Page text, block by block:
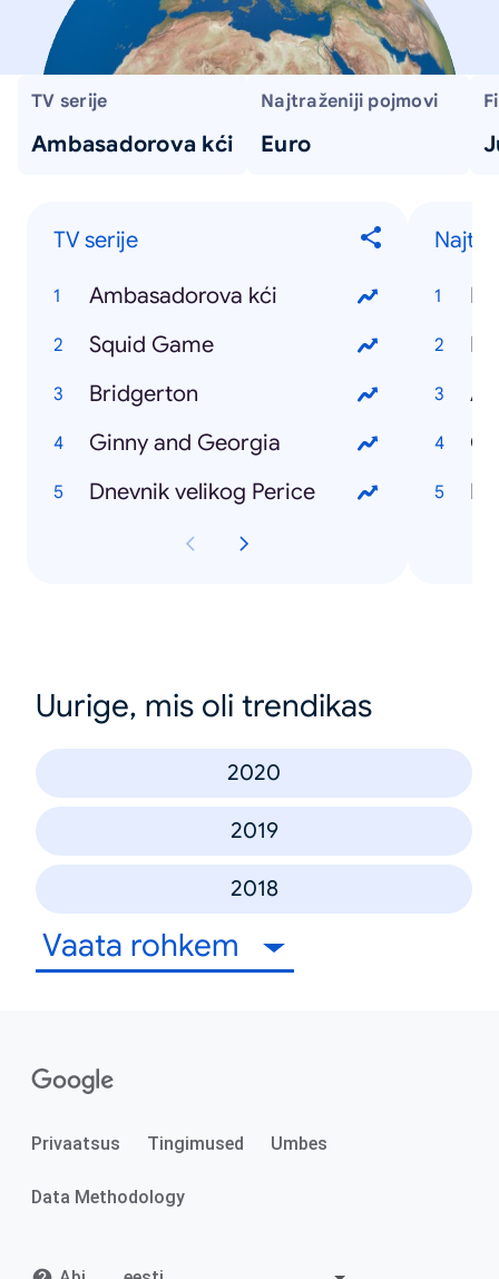
TV serije
Ambasadorova kći
Najtraženiji pojmovi
Euro
TV serije
Ambasadorova kći
Squid Game
Bridgerton
Ginny and Georgia
Dnevnik velikog Perice
Uurige, mis oli trendikas
2020
2019
2018
Vaata rohkem
Privaatsus Tingimused Umbes
Data Methodology